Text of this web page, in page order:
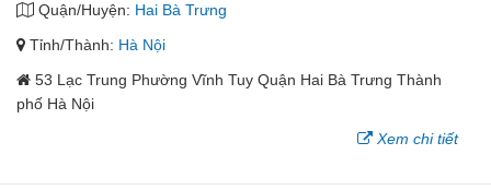
Quận/Huyện: Hai Bà Trưng
Tỉnh/Thành: Hà Nội
53 Lạc Trung Phường Vĩnh Tuy Quận Hai Bà Trưng Thành
phố Hà Nội
Xem chi tiết